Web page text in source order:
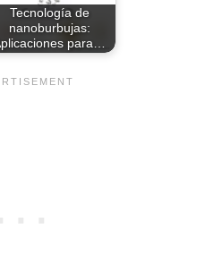
Tecnología de
nanoburbujas:
para…